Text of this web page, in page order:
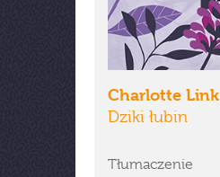
Charlotte Link
Dziki łubin
Tłumaczenie